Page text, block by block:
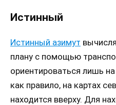
Истинный
Истинный азимут
плану с помощью
ориентироваться лишь
как правило, на картах
находится вверху. Для